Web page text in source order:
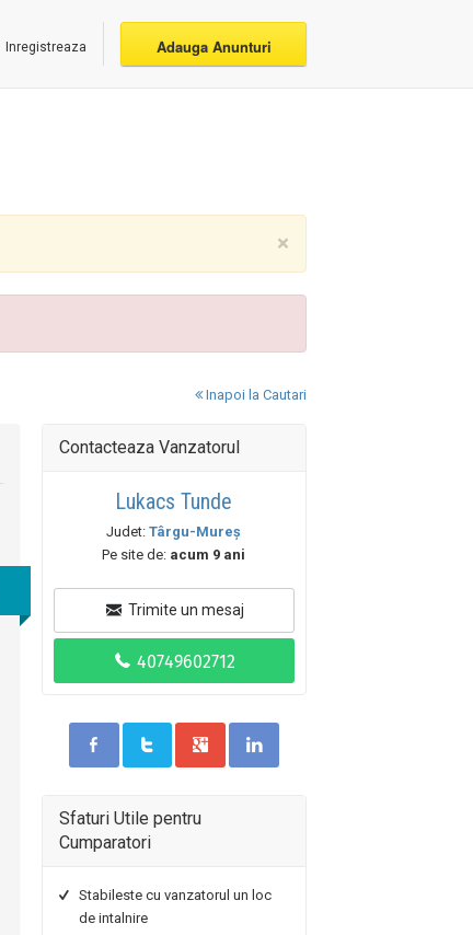
Inregistreaza Adauga Anunturi
×
Inapoi la Cautari
Contacteaza Vanzatorul
Lukacs Tunde
Judet:Târgu-Mureş
Pe site de: acum 9 ani
Trimite un mesaj
Sfaturi Utile pentru
Cumparatori
Stabileste cu vanzatorul un loc
de intalnire